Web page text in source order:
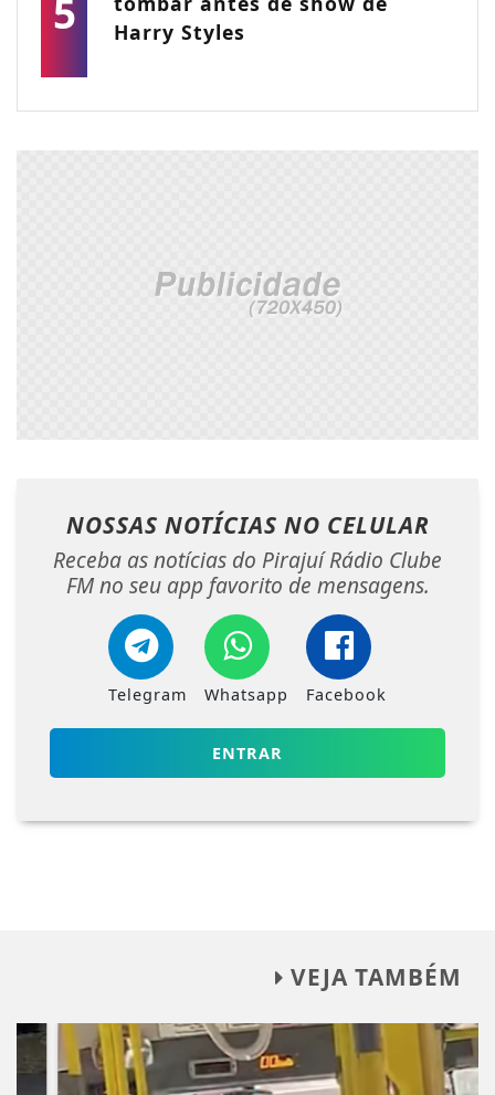
5
Harry Styles
NOSSAS NOTÍCIAS NO CELULAR
Receba as notícias do Pirajuí Rádio Clube
FM no seu app favorito de mensagens.
Telegram Whatsapp Facebook
ENTRAR
VEJA TAMBÉM